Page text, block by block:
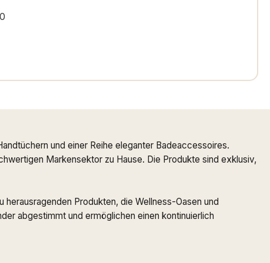
und einer Reihe eleganter Badeaccessoires.
Markensektor zu Hause. Die Produkte sind exklusiv,
Produkten, die Wellness-Oasen und
abgestimmt und ermöglichen einen kontinuierlich